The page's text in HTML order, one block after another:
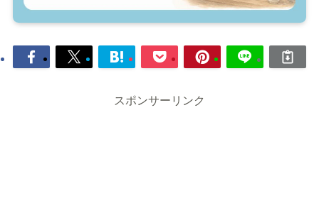
スポンサーリンク